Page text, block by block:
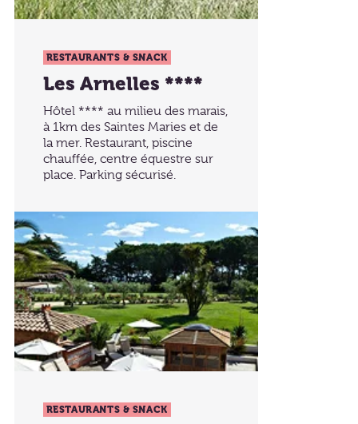
RESTAURANTS & SNACK
Les Arnelles ****
Hôtel **** au milieu des marais,
à 1km des Saintes Maries et de
la mer. Restaurant, piscine
chauffée, centre équestre sur
place. Parking sécurisé.
RESTAURANTS & SNACK